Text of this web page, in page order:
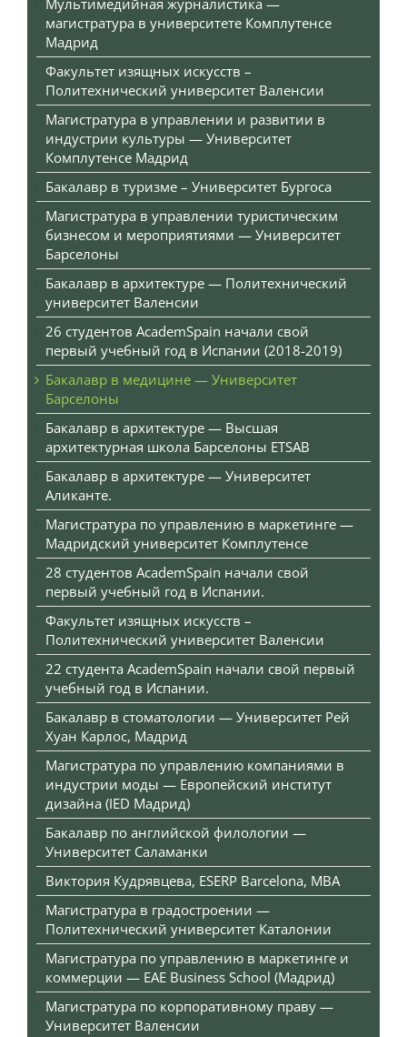
магистратура в университете Комплутенсе
Мадрид
Факультет изящных искусств –
Политехнический университет Валенсии
Магистратура в управлении и развитии в
индустрии культуры — Университет
Комплутенсе Мадрид
Бакалавр в туризме – Университет Бургоса
Магистратура в управлении туристическим
бизнесом и мероприятиями — Университет
Барселоны
Бакалавр в архитектуре — Политехнический
университет Валенсии
26 студентов AcademSpain начали свой
первый учебный год в Испании (2018-2019)
Бакалавр в медицине — Университет
Барселоны
Бакалавр в архитектуре — Высшая
архитектурная школа Барселоны ETSAB
Бакалавр в архитектуре — Университет
Аликанте.
Магистратура по управлению в маркетинге —
Мадридский университет Комплутенсе
28 студентов AcademSpain начали свой
первый учебный год в Испании.
Факультет изящных искусств –
Политехнический университет Валенсии
22 студента AcademSpain начали свой первый
учебный год в Испании.
Бакалавр в стоматологии — Университет Рей
Хуан Карлос, Мадрид
Магистратура по управлению компаниями в
индустрии моды — Европейский институт
дизайна (IED Мадрид)
Бакалавр по английской филологии —
Университет Саламанки
Виктория Кудрявцева, ESERP Barcelona, MBA
Магистратура в градостроении —
Политехнический университет Каталонии
Магистратура по управлению в маркетинге и
коммерции — EAE Business School (Мадрид)
Магистратура по корпоративному праву —
Университет Валенсии